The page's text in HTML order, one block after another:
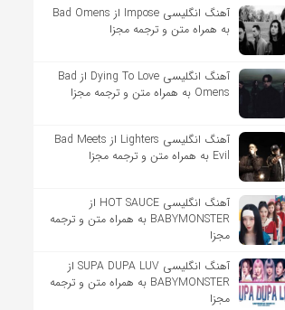
آهنگ انگلیسی Impose از Bad Omens
به همراه متن و ترجمه مجزا
آهنگ انگلیسی Dying To Love از Bad
Omens به همراه متن و ترجمه مجزا
آهنگ انگلیسی Lighters از Bad Meets
Evil به همراه متن و ترجمه مجزا
آهنگ انگلیسی HOT SAUCE از
BABYMONSTER به همراه متن و ترجمه
مجزا
آهنگ انگلیسی SUPA DUPA LUV از
BABYMONSTER به همراه متن و ترجمه
مجزا